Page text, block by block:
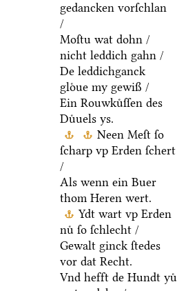
gedancken vorſchlan
/
Moſtu wat dohn /
nicht leddich gahn /
De leddichganck
gloͤue my gewiß /
Ein Rouwkuͤſſen des
Duͤuels ys.
Neen Meſt ſo
ſcharp vp Erden ſchert
/
Als wenn ein Buer
thom Heren wert.
Ydt wart vp Erden
nuͤ ſo ſchlecht /
Gewalt ginck ſtedes
vor dat Recht.
Vnd hefft de Hundt yuͤ